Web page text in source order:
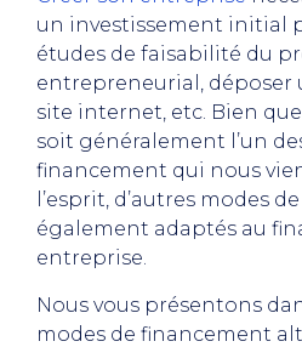
un investissement initial
études de faisabilité du
entrepreneurial, déposer
site internet, etc. Bien
soit généralement l’un
financement qui nous
l’esprit, d’autres modes
également adaptés au
entreprise.
Nous vous présentons
modes de financement